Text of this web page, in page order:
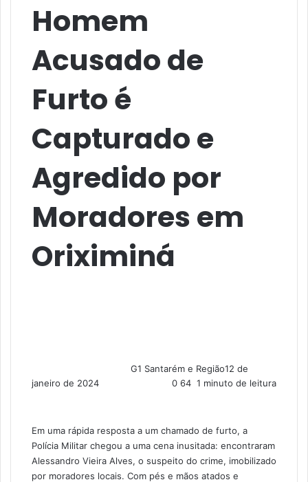
Homem
Acusado de
Furto é
Capturado e
Agredido por
Moradores em
Oriximiná
G1 Santarém e Região12 de
janeiro de 2024
0 64 1 minuto de leitura
Em uma rápida resposta a um chamado de furto, a
Polícia Militar chegou a uma cena inusitada: encontraram
Alessandro Vieira Alves, o suspeito do crime, imobilizado
por moradores locais. Com pés e mãos atados e